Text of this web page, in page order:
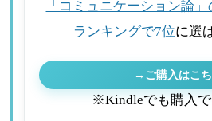
「コミュニケーション論」
ランキングで7位に選
→ご購入はこ
※Kindleでも購入で